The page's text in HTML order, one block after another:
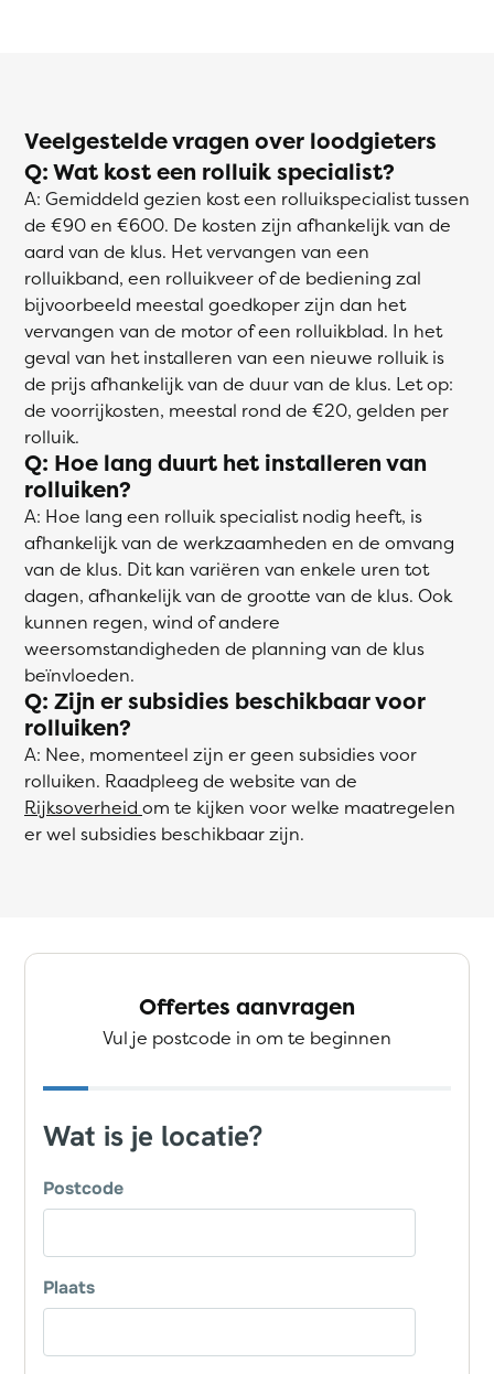
Veelgestelde vragen over loodgieters
Q: Wat kost een rolluik specialist?
A: Gemiddeld gezien kost een rolluikspecialist tussen
de €90 en €600. De kosten zijn afhankelijk van de
aard van de klus. Het vervangen van een
rolluikband, een rolluikveer of de bediening zal
bijvoorbeeld meestal goedkoper zijn dan het
vervangen van de motor of een rolluikblad. In het
geval van het installeren van een nieuwe rolluik is
de prijs afhankelijk van de duur van de klus. Let op:
de voorrijkosten, meestal rond de €20, gelden per
rolluik.
Q: Hoe lang duurt het installeren van
rolluiken?
A: Hoe lang een rolluik specialist nodig heeft, is
afhankelijk van de werkzaamheden en de omvang
van de klus. Dit kan variëren van enkele uren tot
dagen, afhankelijk van de grootte van de klus. Ook
kunnen regen, wind of andere
weersomstandigheden de planning van de klus
beïnvloeden.
Q: Zijn er subsidies beschikbaar voor
rolluiken?
A: Nee, momenteel zijn er geen subsidies voor
rolluiken. Raadpleeg de website van de
Rijksoverheid om te kijken voor welke maatregelen
er wel subsidies beschikbaar zijn.
Offertes aanvragen
Vul je postcode in om te beginnen